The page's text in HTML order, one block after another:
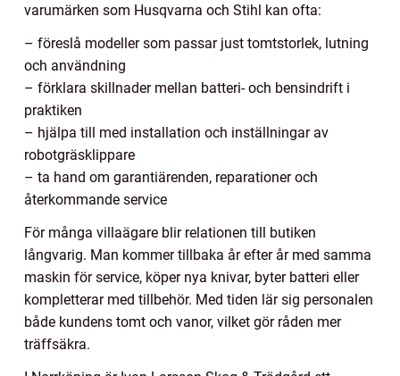
varumärken som Husqvarna och Stihl kan ofta:
– föreslå modeller som passar just tomtstorlek, lutning
och användning
– förklara skillnader mellan batteri- och bensindrift i
praktiken
– hjälpa till med installation och inställningar av
robotgräsklippare
– ta hand om garantiärenden, reparationer och
återkommande service
För många villaägare blir relationen till butiken
långvarig. Man kommer tillbaka år efter år med samma
maskin för service, köper nya knivar, byter batteri eller
kompletterar med tillbehör. Med tiden lär sig personalen
både kundens tomt och vanor, vilket gör råden mer
träffsäkra.